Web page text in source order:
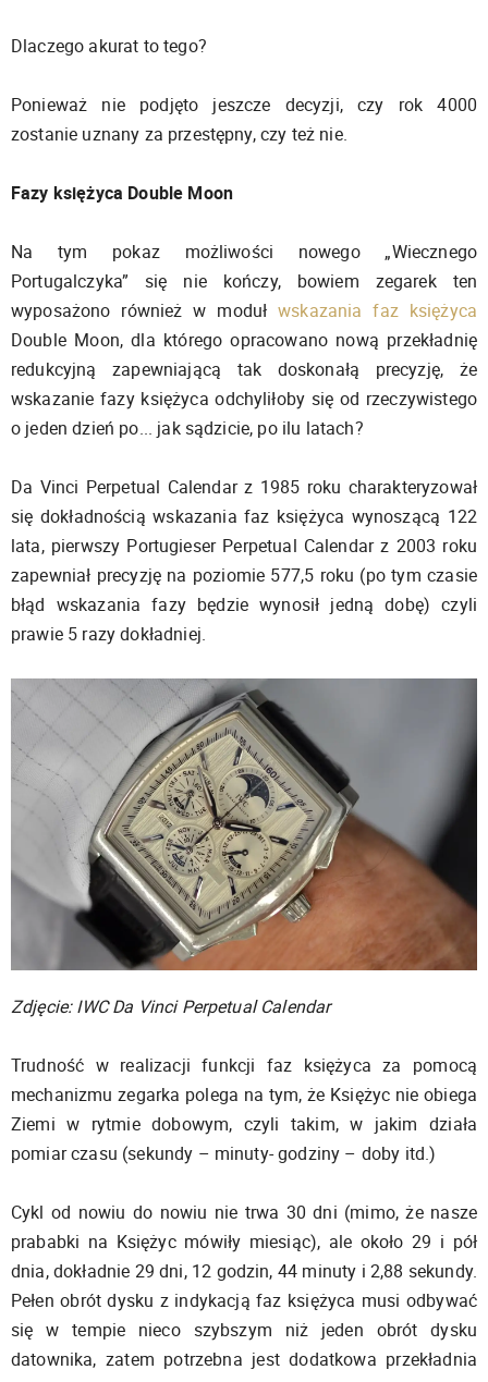
Dlaczego akurat to tego?
Ponieważ nie podjęto jeszcze decyzji, czy rok 4000
zostanie uznany za przestępny, czy też nie.
Fazy księżyca Double Moon
Na tym pokaz możliwości nowego „Wiecznego
Portugalczyka” się nie kończy, bowiem zegarek ten
wyposażono również w modułwskazania faz księżyca
Double Moon, dla którego opracowano nową przekładnię
redukcyjną zapewniającą tak doskonałą precyzję, że
wskazanie fazy księżyca odchyliłoby się od rzeczywistego
o jeden dzień po... jak sądzicie, po ilu latach?
Da Vinci Perpetual Calendar z 1985 roku charakteryzował
się dokładnością wskazania faz księżyca wynoszącą 122
lata, pierwszy Portugieser Perpetual Calendar z 2003 roku
zapewniał precyzję na poziomie 577,5 roku (po tym czasie
błąd wskazania fazy będzie wynosił jedną dobę) czyli
prawie 5 razy dokładniej.
Zdjęcie: IWC Da Vinci Perpetual Calendar
Trudność w realizacji funkcji faz księżyca za pomocą
mechanizmu zegarka polega na tym, że Księżyc nie obiega
Ziemi w rytmie dobowym, czyli takim, w jakim działa
pomiar czasu (sekundy – minuty- godziny – doby itd.)
Cykl od nowiu do nowiu nie trwa 30 dni (mimo, że nasze
prababki na Księżyc mówiły miesiąc), ale około 29 i pół
dnia, dokładnie 29 dni, 12 godzin, 44 minuty i 2,88 sekundy.
Pełen obrót dysku z indykacją faz księżyca musi odbywać
się w tempie nieco szybszym niż jeden obrót dysku
datownika, zatem potrzebna jest dodatkowa przekładnia